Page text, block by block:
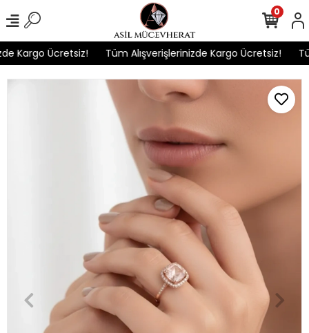
Kargo Ücretsiz! Tüm Alışverişlerinizde Kargo Ücretsiz!
0